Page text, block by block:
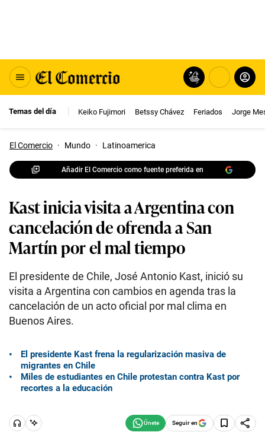
Temas del día Keiko Fujimori Betssy Chávez Feriados Jorge
El Comercio · Mundo · Latinoamerica
Añadir El Comercio como fuente preferida en
Kast inicia visita a Argentina con
cancelación de ofrenda a San
Martín por el mal tiempo
El presidente de Chile, José Antonio Kast, inició su
visita a Argentina con cambios en agenda tras la
cancelación de un acto oficial por mal clima en
Buenos Aires.
El presidente Kast frena la regularización masiva de
migrantes en Chile
Miles de estudiantes en Chile protestan contra Kast por
recortes a la educación
Seguir en